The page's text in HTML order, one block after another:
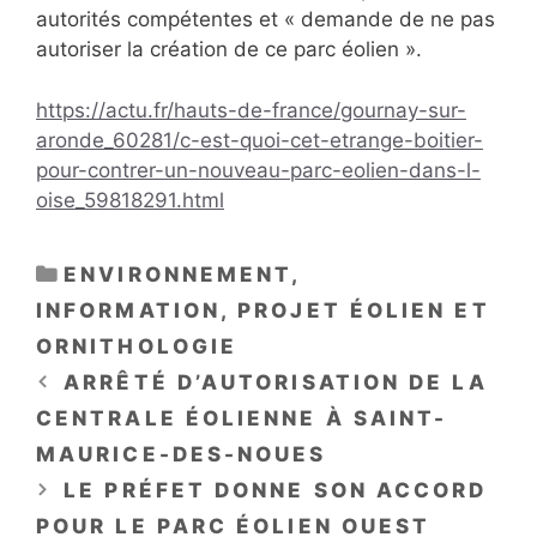
autorités compétentes et « demande de ne pas
autoriser la création de ce parc éolien ».
https://actu.fr/hauts-de-france/gournay-sur-
aronde_60281/c-est-quoi-cet-etrange-boitier-
pour-contrer-un-nouveau-parc-eolien-dans-l-
oise_59818291.html
CATÉGORIES
ENVIRONNEMENT ,
INFORMATION , PROJET ÉOLIEN ET
ORNITHOLOGIE
ARRÊTÉ D’AUTORISATION DE LA
CENTRALE ÉOLIENNE À SAINT-
MAURICE-DES-NOUES
LE PRÉFET DONNE SON ACCORD
POUR LE PARC ÉOLIEN OUEST